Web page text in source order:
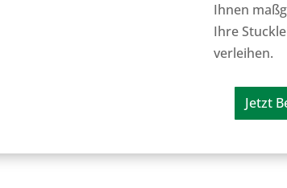
Ihnen
Ihre
verleihen.
Jetzt